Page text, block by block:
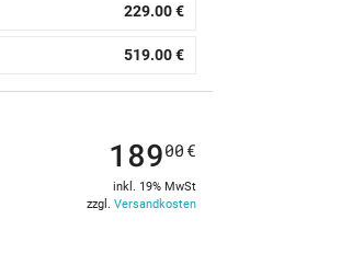
229.00 €
519.00 €
18900 €
inkl. 19% MwSt
zzgl. Versandkosten